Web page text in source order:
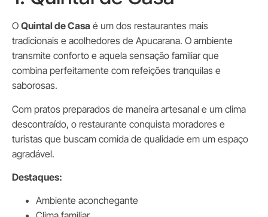
O Quintal de Casa é um dos restaurantes mais
tradicionais e acolhedores de Apucarana. O ambiente
transmite conforto e aquela sensação familiar que
combina perfeitamente com refeições tranquilas e
saborosas.
Com pratos preparados de maneira artesanal e um clima
descontraído, o restaurante conquista moradores e
turistas que buscam comida de qualidade em um espaço
agradável.
Destaques:
Ambiente aconchegante